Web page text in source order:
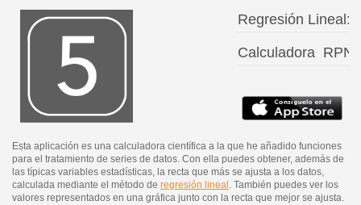
Regresión Lineal:
Calculadora RPN
Esta aplicación es una calculadora científica a la que he añadido funciones
para el tratamiento de series de datos. Con ella puedes obtener, además de
las típicas variables estadísticas, la recta que más se ajusta a los datos,
calculada mediante el método de regresión lineal . También puedes ver los
valores representados en una gráfica junto con la recta que mejor se ajusta.